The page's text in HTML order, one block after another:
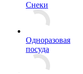
Снеки
Одноразовая
посуда